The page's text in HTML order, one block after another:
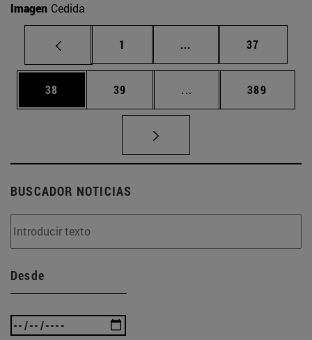
Imagen Cedida
Página
1 ... Páginas intermedias
Página
37
Página
38 Página
39 ... Páginas intermedias
Página
389
BUSCADOR NOTICIAS
Desde